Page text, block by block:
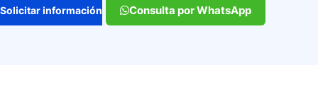
Solicitar información Consulta por WhatsApp